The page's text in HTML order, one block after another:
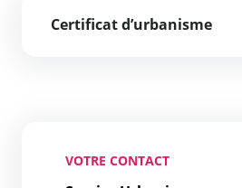
Certificat d’urbanisme
VOTRE CONTACT